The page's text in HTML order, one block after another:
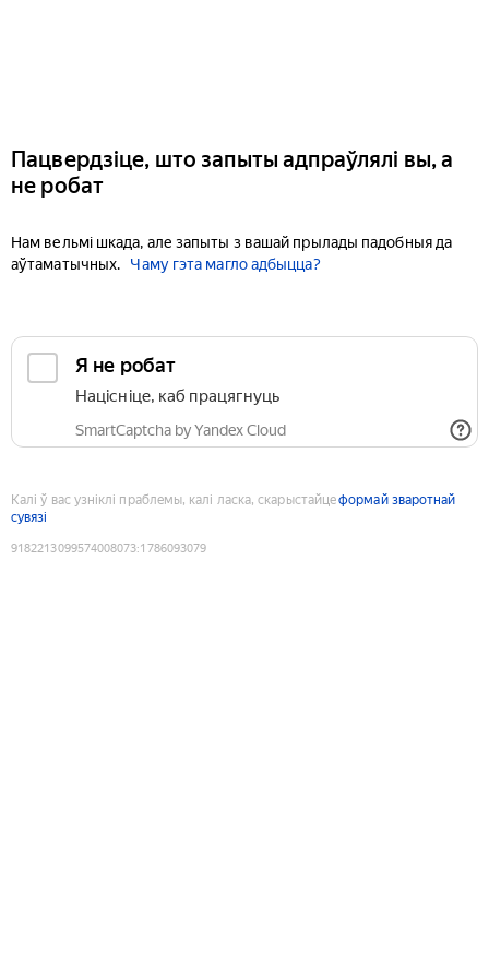
Пацвердзіце, што запыты адпраўлялі вы, а
не робат
Нам вельмі шкада, але запыты з вашай прылады падобныя да
аўтаматычных.
Чаму гэта магло адбыцца?
Я не робат
Націсніце, каб працягнуць
SmartCaptcha by Yandex Cloud
Калі ў вас узніклі праблемы, калі ласка, скарыстайцеформай зваротнай
сувязі
9182213099574008073:1786093079